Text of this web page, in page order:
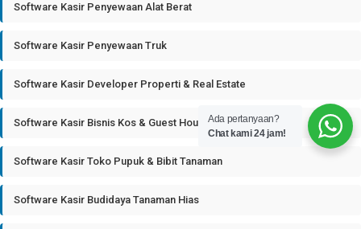
Software Kasir Penyewaan Alat Berat
Software Kasir Penyewaan Truk
Software Kasir Developer Properti & Real Estate
Software Kasir Bisnis Kos & Guest House
Software Kasir Toko Pupuk & Bibit Tanaman
Software Kasir Budidaya Tanaman Hias
Ada pertanyaan?
Chat kami 24 jam!